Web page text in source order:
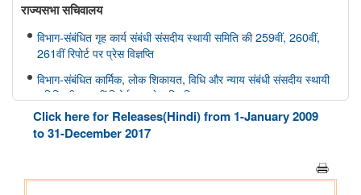
राज्यसभा सचिवालय
विभाग-संबंधित गृह कार्य संबंधी संसदीय स्थायी समिति की 259वीं, 260वीं,
261वीं रिपोर्ट पर प्रेस विज्ञप्ति
विभाग-संबंधित कार्मिक, लोक शिकायत, विधि और न्याय संबंधी संसदीय स्थायी
समिति की 166वीं रिपोर्ट पर प्रेस विज्ञप्ति
विभाग-संबंधित कार्मिक, लोक शिकायत, विधि और न्याय संबंधी संसदीय स्थायी
समिति की 165वीं रिपोर्ट पर प्रेस विज्ञप्ति
विभाग-संबंधित विज्ञान तथा प्रौद्योगिकी, पर्यावरण, वन और जलवायु परिवर्तन
संबंधी संसदीय स्थायी समिति की 412वीं रिपोर्ट पर प्रेस विज्ञप्ति
Click here for Releases(Hindi) from 1-January 2009
to 31-December 2017